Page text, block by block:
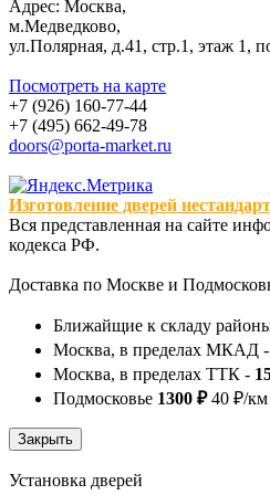
Адрес: Москва,
м.Медведково,
ул.Полярная, д.41, стр.1, этаж 1,
Посмотреть на карте
+7 (926) 160-77-44
+7 (495) 662-49-78
doors@porta-market.ru
Изготовление дверей
Вся представленная на сайте
кодекса РФ.
Доставка по Москве и
Ближайщие к складу
Москва, в пределах МКАД -
Москва, в пределах ТТК -
Подмосковье 1300 ₽40 ₽/км
Установка дверей